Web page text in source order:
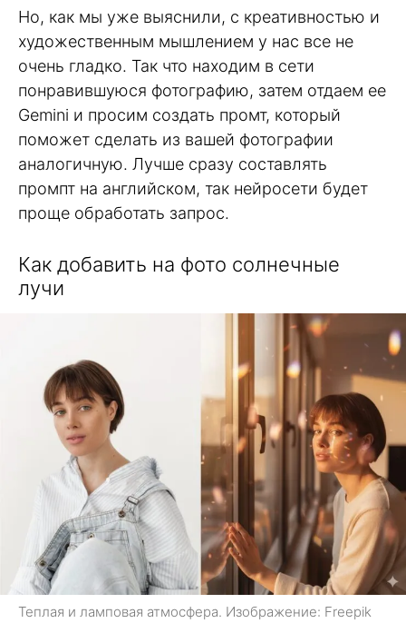
Но, как мы уже выяснили, с креативностью и
художественным мышлением у нас все не
очень гладко. Так что находим в сети
понравившуюся фотографию, затем отдаем ее
Gemini и просим создать промт, который
поможет сделать из вашей фотографии
аналогичную. Лучше сразу составлять
промпт на английском, так нейросети будет
проще обработать запрос.
Как добавить на фото солнечные
лучи
Теплая и ламповая атмосфера. Изображение: Freepik